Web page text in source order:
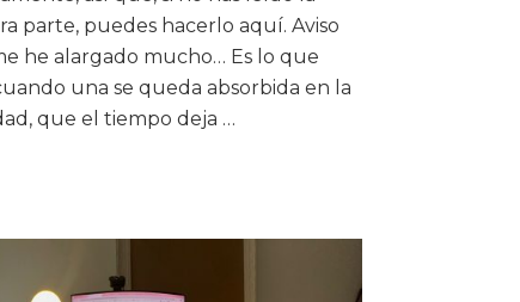
parte, puedes hacerlo aquí. Aviso
he alargado mucho… Es lo que
una se queda absorbida en la
que el tiempo deja …